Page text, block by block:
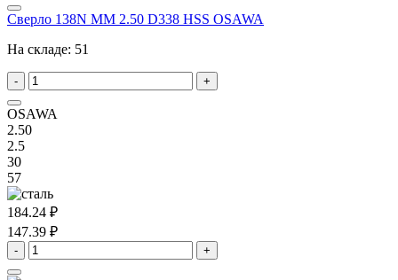
Сверло 138N MM 2.50 D338 HSS OSAWA
На складе: 51
- +
OSAWA
2.50
2.5
30
57
184.24 ₽
147.39 ₽
- +